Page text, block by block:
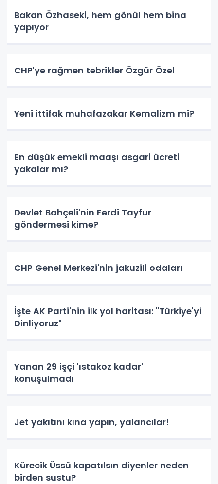
Bakan Özhaseki, hem gönül hem bina
yapıyor
CHP'ye rağmen tebrikler Özgür Özel
Yeni ittifak muhafazakar Kemalizm mi?
En düşük emekli maaşı asgari ücreti
yakalar mı?
Devlet Bahçeli'nin Ferdi Tayfur
göndermesi kime?
CHP Genel Merkezi'nin jakuzili odaları
İşte AK Parti'nin ilk yol haritası: "Türkiye'yi
Dinliyoruz"
Yanan 29 işçi 'ıstakoz kadar'
konuşulmadı
Jet yakıtını kına yapın, yalancılar!
Kürecik Üssü kapatılsın diyenler neden
birden sustu?